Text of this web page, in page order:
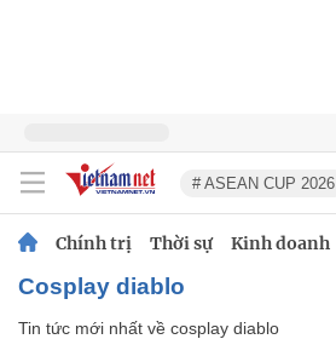
# ASEAN CUP 2026
Chính trị Thời sự Kinh doanh
cosplay diablo
Tin tức mới nhất về cosplay diablo